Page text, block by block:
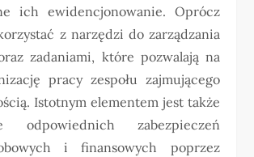
ich ewidencjonowanie. Oprócz
z narzędzi do zarządzania
zadaniami, które pozwalają na
pracy zespołu zajmującego
Istotnym elementem jest także
odpowiednich zabezpieczeń
i finansowych poprzez